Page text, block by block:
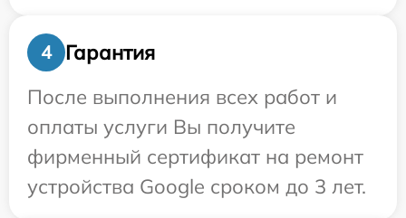
4
Гарантия
После выполнения всех работ и
оплаты услуги Вы получите
фирменный сертификат на ремонт
устройства Google сроком до 3 лет.